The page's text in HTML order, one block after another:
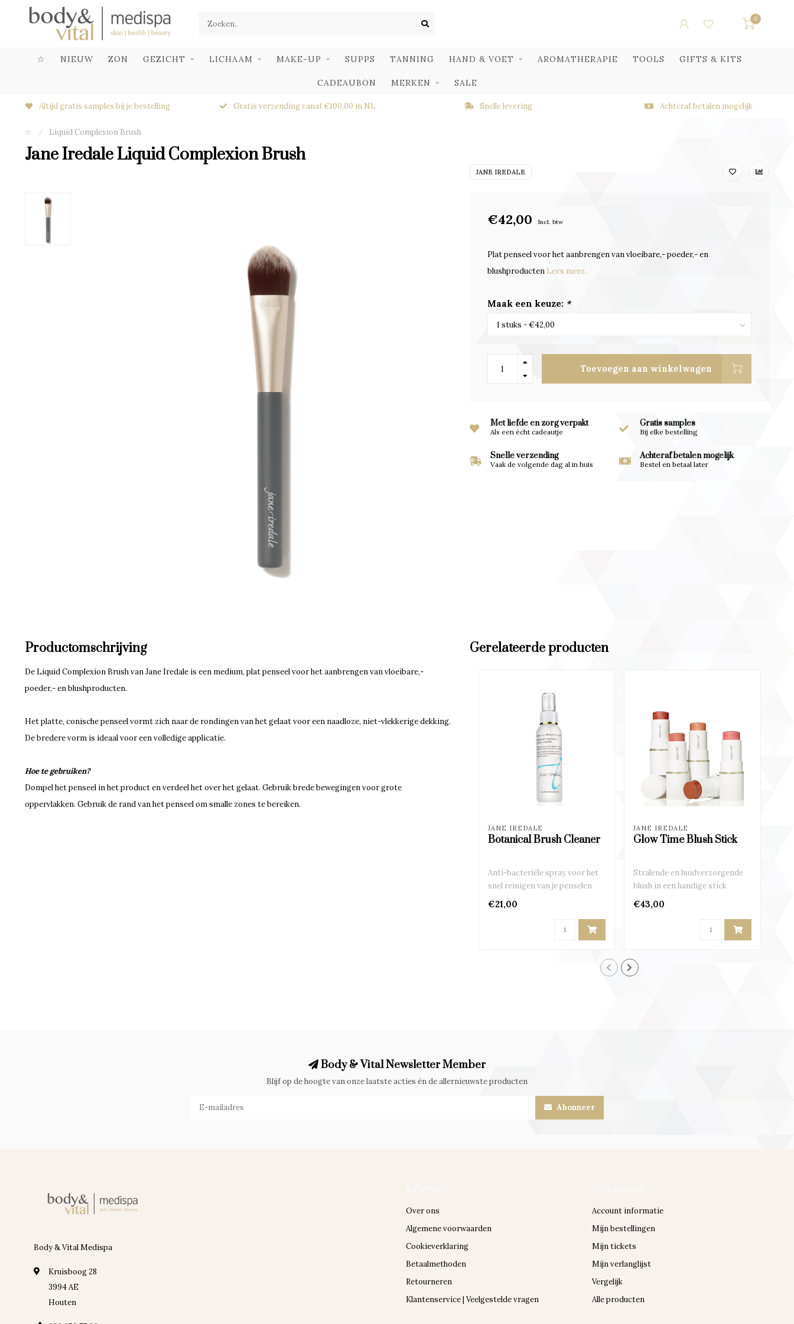
0
☆ NIEUW ZON GEZICHT LICHAAM MAKE-UP SUPPS TANNING HAND & VOET AROMATHERAPIE TOOLS GIFTS & KITS
CADEAUBON MERKEN SALE
Altijd gratis samples bij je bestelling Gratis verzending vanaf €100,00 in NL Snelle levering Achteraf betalen mogelijk
☆ / Liquid Complexion Brush
Jane Iredale Liquid Complexion Brush
JANE IREDALE
€42,00 Incl. btw
Plat penseel voor het aanbrengen van vloeibare,- poeder,- en
blushproducten Lees meer..
Maak een keuze: *
Toevoegen aan winkelwagen
Met liefde en zorg verpakt
Als een écht cadeautje
Gratis samples
Bij elke bestelling
Snelle verzending
Vaak de volgende dag al in huis
Achteraf betalen mogelijk
Bestel en betaal later
Productomschrijving
De Liquid Complexion Brush van Jane Iredale is een medium, plat penseel voor het aanbrengen van vloeibare,-
poeder,- en blushproducten.
Het platte, conische penseel vormt zich naar de rondingen van het gelaat voor een naadloze, niet-vlekkerige dekking.
De bredere vorm is ideaal voor een volledige applicatie.
Hoe tegebruiken?
Dompel het penseel in het product en verdeel het over het gelaat. Gebruik brede bewegingen voor grote
oppervlakken. Gebruik de rand van het penseel om smalle zones te bereiken.
Gerelateerde producten
JANE IREDALE
Botanical Brush Cleaner
Anti-bacteriële spray voor het
snel reinigen van je penselen
€21,00
JANE IREDALE
Glow Time Blush Stick
Stralende en huidverzorgende
blush in een handige stick
€43,00
Body & Vital Newsletter Member
Blijf op de hoogte van onze laatste acties én de allernieuwste producten
Abonneer
Body & Vital Medispa
Kruisboog 28
3994 AE
Houten
Over ons
Algemene voorwaarden
Cookieverklaring
Betaalmethoden
Retourneren
Klantenservice | Veelgestelde vragen
Account informatie
Mijn bestellingen
Mijn tickets
Mijn verlanglijst
Vergelijk
Alle producten